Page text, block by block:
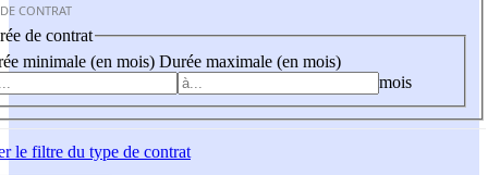
CONTRAT
de contrat
minimale (en mois) Durée maximale (en mois)
mois
le filtre du type de contrat